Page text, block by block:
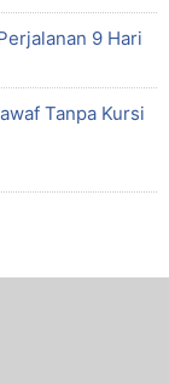
9 Hari
Tanpa Kursi